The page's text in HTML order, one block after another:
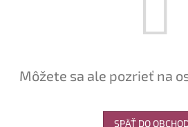
Môžete sa ale pozrieť na
SPÄŤ DO